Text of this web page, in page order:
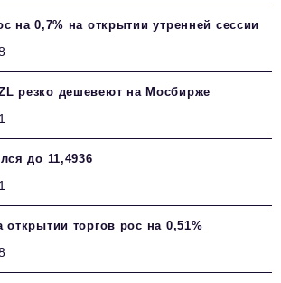
на 0,7% на открытии утренней сессии
резко дешевеют на Мосбирже
до 11,4936
открытии торгов рос на 0,51%